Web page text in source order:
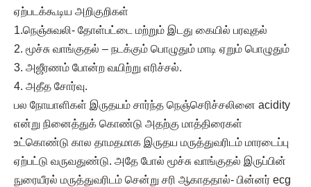
ஏற்படக்கூடிய அறிகுறிகள்
1.நெஞ்சுவலி- தோள்பட்டை மற்றும் இடது கையில் பரவுதல்
2. மூச்சு வாங்குதல் – நடக்கும் பொழுதும் மாடி ஏறும் பொழுதும்
3. அஜீரணம் போன்ற வயிற்று எரிச்சல்.
4. அதீத சோர்வு.
பல நோயாளிகள் இருதயம் சார்ந்த நெஞ்செரிச்சலினை acidity
என்று நினைத்துக் கொண்டு அதற்கு மாத்திரைகள்
உட்கொண்டு கால தாமதமாக இருதய மருத்துவரிடம் மாரடைப்பு
ஏற்பட்டு வருவதுண்டு. அதே போல் மூச்சு வாங்குதல் இருப்பின்
நுரையீரல் மருத்துவரிடம் சென்று சரி ஆகாததால்- பின்னர் ecg